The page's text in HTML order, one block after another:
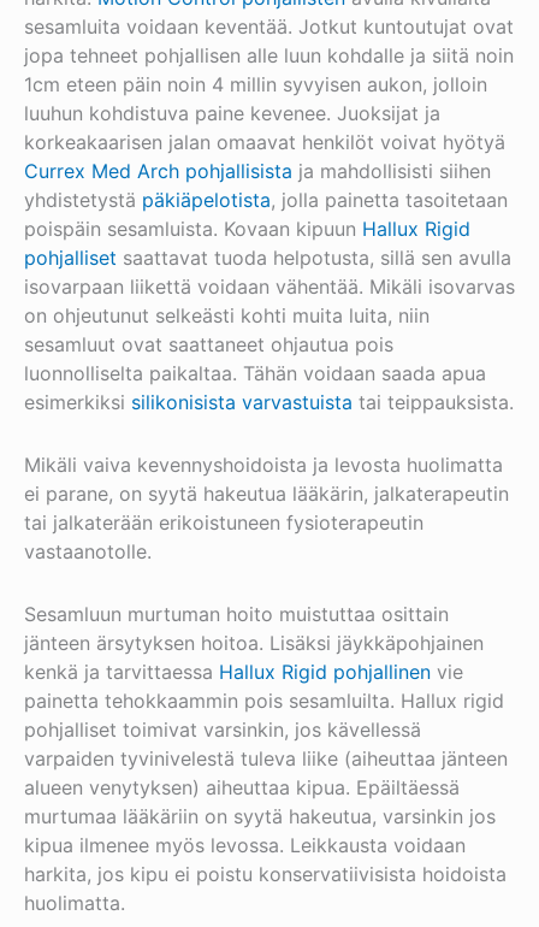
sesamluita voidaan keventää. Jotkut kuntoutujat ovat
jopa tehneet pohjallisen alle luun kohdalle ja siitä noin
1cm eteen päin noin 4 millin syvyisen aukon, jolloin
luuhun kohdistuva paine kevenee. Juoksijat ja
korkeakaarisen jalan omaavat henkilöt voivat hyötyä
Currex Med Arch pohjallisista ja mahdollisisti siihen
yhdistetystä päkiäpelotista, jolla painetta tasoitetaan
poispäin sesamluista. Kovaan kipuun Hallux Rigid
pohjalliset saattavat tuoda helpotusta, sillä sen avulla
isovarpaan liikettä voidaan vähentää. Mikäli isovarvas
on ohjeutunut selkeästi kohti muita luita, niin
sesamluut ovat saattaneet ohjautua pois
luonnolliselta paikaltaa. Tähän voidaan saada apua
esimerkiksi silikonisista varvastuista tai teippauksista.
Mikäli vaiva kevennyshoidoista ja levosta huolimatta
ei parane, on syytä hakeutua lääkärin, jalkaterapeutin
tai jalkaterään erikoistuneen fysioterapeutin
vastaanotolle.
Sesamluun murtuman hoito muistuttaa osittain
jänteen ärsytyksen hoitoa. Lisäksi jäykkäpohjainen
kenkä ja tarvittaessa Hallux Rigid pohjallinen vie
painetta tehokkaammin pois sesamluilta. Hallux rigid
pohjalliset toimivat varsinkin, jos kävellessä
varpaiden tyvinivelestä tuleva liike (aiheuttaa jänteen
alueen venytyksen) aiheuttaa kipua. Epäiltäessä
murtumaa lääkäriin on syytä hakeutua, varsinkin jos
kipua ilmenee myös levossa. Leikkausta voidaan
harkita, jos kipu ei poistu konservatiivisista hoidoista
huolimatta.